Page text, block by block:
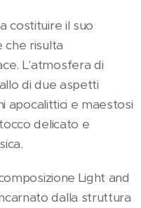
costituire il suo
che risulta
L'atmosfera di
di due aspetti
apocalittici e maestosi
delicato e
Light and
dalla struttura